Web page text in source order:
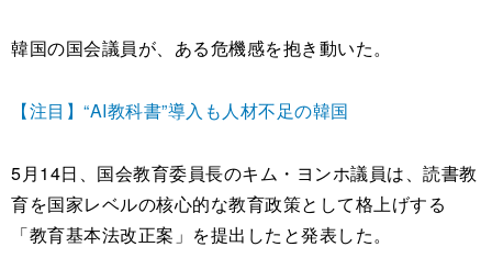
韓国の国会議員が、ある危機感を抱き動いた。
【注目】“AI教科書”導入も人材不足の韓国
5月14日、国会教育委員長のキム・ヨンホ議員は、読書教
育を国家レベルの核心的な教育政策として格上げする
「教育基本法改正案」を提出したと発表した。